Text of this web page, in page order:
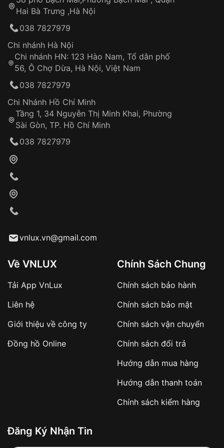
Hotline: 0585 215 215
Từ khóa SEO:
Khách hàng kiểm tra và thanh toán trực tiếp
Từ khóa SEO:
sản phẩm đặc biệt
hàng
Số tiền còn lại thanh toán khi nhận hàng hoặc
✔️ Đảm bảo xử lý đơn hàng nhanh chóng
✔️ Hạn chế tình trạng hủy đơn không mong
Từ khóa SEO:
Tự ý sửa chữa
thống VNLUX
Đảm bảo quyền lợi khách hàng
Đồng hành cùng khách hàng trong suốt quá
trình sử dụng
Hai Bà Trưng ,Hà Nội
038 7827979
Chi nhánh Hà Nội
Chi nhánh HN: 123 Hào Nam, Tổ dân phố
56, Ô Chợ Dừa, Hà Nội, Việt Nam
038 7827979
Chi Nhánh Hồ Chí Minh
Tầng 1, 34 Nguyễn Thị Minh Khai, Phường
Sài Gòn, TP. Hồ Chí Minh
038 7827979
vnlux.vn@gmail.com
Về VNLUX
Tải App VnLux
Liên hệ
Giới thiệu về công ty
Đồng hồ Online
Chính Sách Chung
Chính sách bảo hành
Chính sách bảo mật
Chính sách vận chuyển
Chính sách đổi trả
Hướng dẫn mua hàng
Hướng dẫn thanh toán
Chính sách kiểm hàng
Đăng Ký Nhận Tin